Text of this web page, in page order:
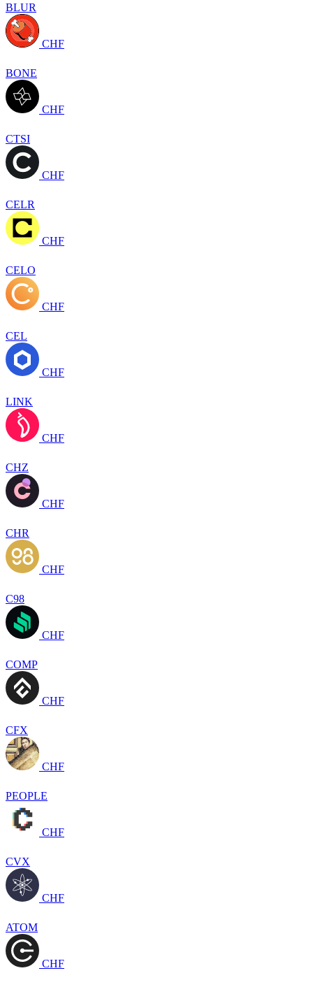
BLUR
CHF
BONE
CHF
CTSI
CHF
CELR
CHF
CELO
CHF
CEL
CHF
LINK
CHF
CHZ
CHF
CHR
CHF
C98
CHF
COMP
CHF
CFX
CHF
PEOPLE
CHF
CVX
CHF
ATOM
CHF